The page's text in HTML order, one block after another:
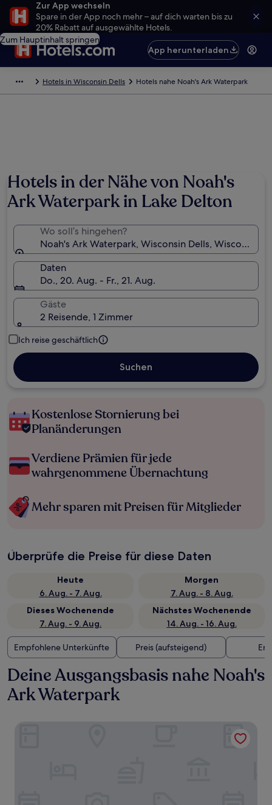
Zur App wechseln
Spare in der App noch mehr – auf dich warten bis zu
20% Rabatt auf ausgewählte Hotels.
Zum Hauptinhalt springen
App herunterladen
Hotels in Wisconsin Dells Hotels nahe Noah's Ark Waterpark
Hotels in der Nähe von Noah's
Ark Waterpark in Lake Delton
Wo soll’s hingehen?
Noah's Ark Waterpark, Wisconsin Dells, Wisconsin,
Daten
Do., 20. Aug. - Fr., 21. Aug.
Gäste
2 Reisende, 1 Zimmer
Ich reise geschäftlich
Suchen
Kostenlose Stornierung bei
Planänderungen
Verdiene Prämien für jede
wahrgenommene Übernachtung
Mehr sparen mit Preisen für Mitglieder
Überprüfe die Preise für diese Daten
Heute
6. Aug. - 7. Aug.
Morgen
7. Aug. - 8. Aug.
Dieses Wochenende
7. Aug. - 9. Aug.
Nächstes Wochenende
14. Aug. - 16. Aug.
Empfohlene Unterkünfte Preis (aufsteigend)
Deine Ausgangsbasis nahe Noah's
Ark Waterpark